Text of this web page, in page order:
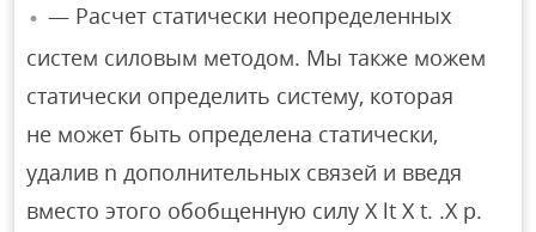
— Расчет статически неопределенных
систем силовым методом. Мы также можем
статически определить систему, которая
не может быть определена статически,
удалив n дополнительных связей и введя
вместо этого обобщенную силу X lt X t. .X p.